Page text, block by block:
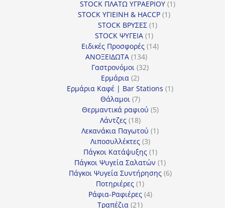
προϊόν
STOCK ΠΛΑΤΩ ΥΓΡΑΕΡΙΟΥ 11
STOCK ΥΓΙΕΙΝΗ & HACCP 11
STOCK ΒΡΥΣΕΣ 11
STOCK ΨΥΓΕΙΑ 11
προϊόν
Ειδικές Προσφορές 1414
ΑΝΟΞΕΙΔΩΤΑ 134134
προϊόντα
Γαστρονόμοι 3232
Ερμάρια 22
προϊόντα
Ερμάρια Καφέ | Bar Stations 11
Θάλαμοι 77
προϊόντα
Θερμαντικά ραφιού 55
Λάντζες 1818
προϊόντα
Λεκανάκια Παγωτού 11
Λιποσυλλέκτες 33
προϊόντα
Πάγκοι Κατάψυξης 11
προϊόν
Πάγκοι Ψυγεία Σαλατών 11
προϊόν
Πάγκοι Ψυγεία Συντήρησης 66
Ποτηριέρες 11
προϊόν
Ράφια-Ραφιέρες 44
Τραπέζια 2121